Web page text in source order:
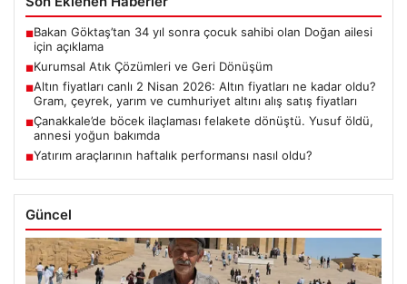
■Bakan Göktaş’tan 34 yıl sonra çocuk sahibi olan Doğan ailesi
için açıklama
■Kurumsal Atık Çözümleri ve Geri Dönüşüm
■Altın fiyatları canlı 2 Nisan 2026: Altın fiyatları ne kadar oldu?
Gram, çeyrek, yarım ve cumhuriyet altını alış satış fiyatları
■Çanakkale’de böcek ilaçlaması felakete dönüştü. Yusuf öldü,
annesi yoğun bakımda
■Yatırım araçlarının haftalık performansı nasıl oldu?
Güncel